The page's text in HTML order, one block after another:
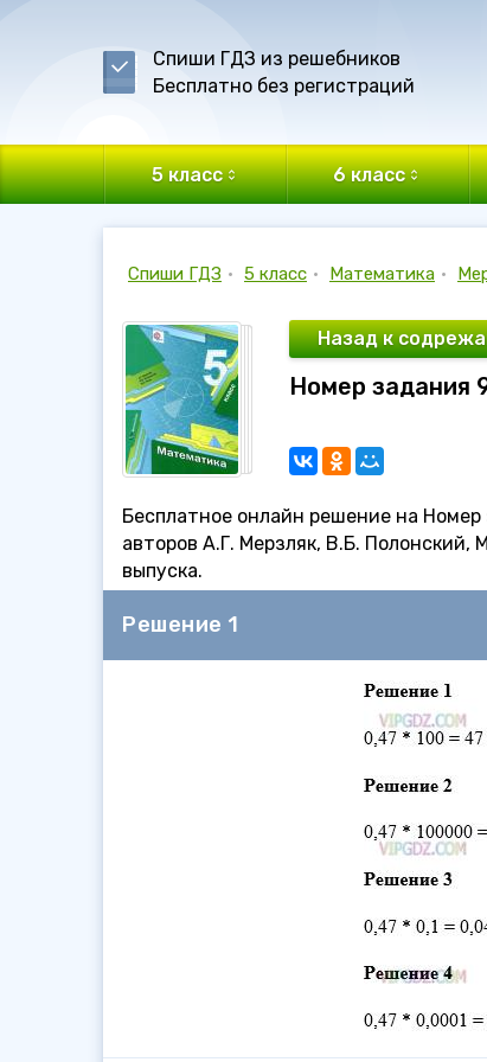
Спиши ГДЗ из решебников
Бесплатно без регистраций
5 класс 6 класс
Спиши ГДЗ • 5 класс • Математика •
Назад к
Номер задания
Бесплатное онлайн решение на
авторов А.Г. Мерзляк, В.Б. Полонский,
выпуска.
Решение 1